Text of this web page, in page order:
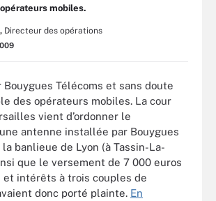
mobiles.
Directeur des opérations
Bouygues Télécoms et sans doute
des opérateurs mobiles. La cour
vient d’ordonner le
antenne installée par Bouygues
banlieue de Lyon (à Tassin-La-
que le versement de 7 000 euros
et intérêts à trois couples de
donc porté plainte. En